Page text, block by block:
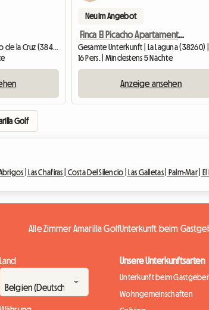
Gesamte Unterkunft | Puerto de la Cruz (38400)
Neu im Angebot
Finca El Picacho Apartamentos rurales
16 Pers. | Mindestens 5 Nächte
Anzeige ansehen
Golf
| Las Chafiras | Costa Del Silencio | Las Galletas | Palm-Mar |
Alle Zimmer Amarilla GolfUnterkunft beim
Land Unsere Unterkunftsarten
Unterkunft beim Gastgeber
Wohngemeinschaften